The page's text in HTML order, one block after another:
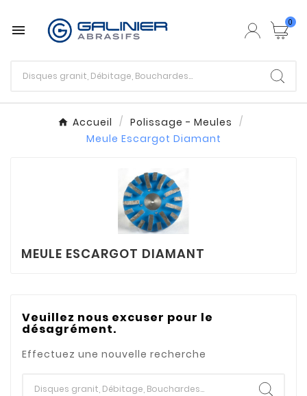
 0
Accueil
Polissage - Meules
Meule Escargot Diamant
MEULE ESCARGOT DIAMANT
Veuillez nous excuser pour le
désagrément.
Effectuez une nouvelle recherche